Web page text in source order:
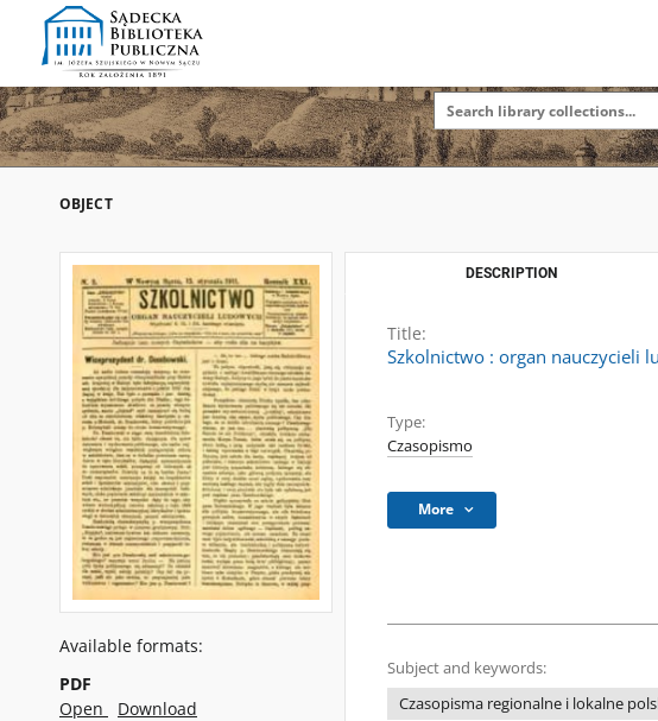
OBJECT
Available formats:
PDF
Open
Download
DESCRIPTION
Title:
Szkolnictwo : organ nauczycieli
Type:
Czasopismo
More
Subject and keywords:
Czasopisma regionalne i lokalne